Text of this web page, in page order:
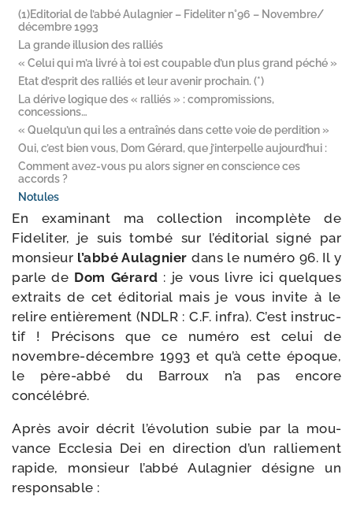
(1)Editorial de l’abbé Aulagnier – Fideliter n°96 – Novembre/​
décembre 1993
La grande illusion des ralliés
« Celui qui m’a livré à toi est coupable d’un plus grand péché »
Etat d’esprit des ralliés et leur avenir prochain. (*)
La dérive logique des « ralliés » : compromissions,
concessions…
« Quelqu’un qui les a entraînés dans cette voie de perdition »
Oui, c’est bien vous, Dom Gérard, que j’interpelle aujourd’hui :
Comment avez-​vous pu alors signer en conscience ces
accords ?
Notules
En exa­mi­nant ma col­lec­tion incom­plète de
Fideliter, je suis tom­bé sur l’éditorial signé par
mon­sieur l’abbé Aulagnierdans le numé­ro 96. Il y
parle de Dom Gérard : je vous livre ici quelques
extraits de cet édi­to­rial mais je vous invite à le
relire entiè­re­ment (NDLR : C.F. infra). C’est ins­truc­
tif ! Précisons que ce numé­ro est celui de
novembre-​décembre 1993 et qu’à cette époque,
le père-​abbé du Barroux n’a pas encore
concélébré.
Après avoir décrit l’évolution subie par la mou­
vance Ecclesia Dei en direc­tion d’un ral­lie­ment
rapide, mon­sieur l’abbé Aulagnier désigne un
responsable :